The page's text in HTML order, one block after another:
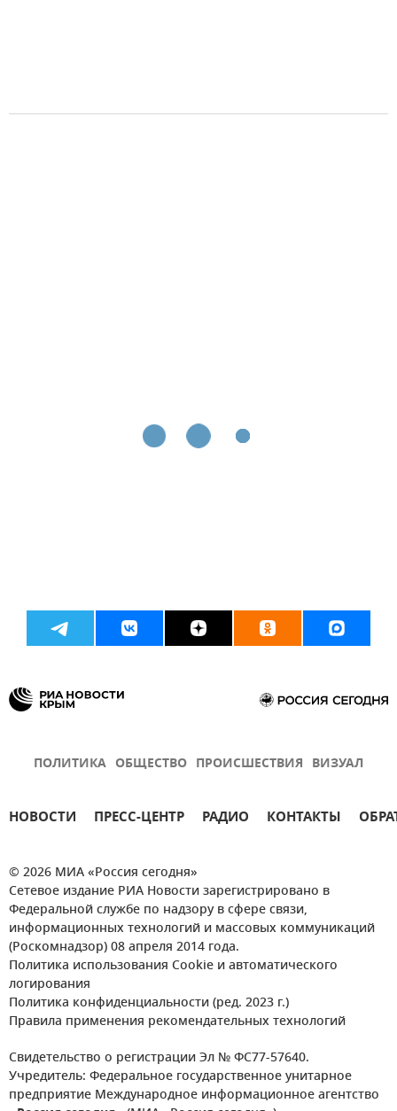
ПОЛИТИКА ОБЩЕСТВО ПРОИСШЕСТВИЯ ВИЗУАЛ
НОВОСТИ ПРЕСС-ЦЕНТР РАДИО КОНТАКТЫ
© 2026 МИА «Россия сегодня»
Сетевое издание РИА Новости зарегистрировано в
Федеральной службе по надзору в сфере связи,
информационных технологий и массовых коммуникаций
(Роскомнадзор) 08 апреля 2014 года.
Политика использования Cookie и автоматического
логирования
Политика конфиденциальности (ред. 2023 г.)
Правила применения рекомендательных технологий
Свидетельство о регистрации Эл № ФС77-57640.
Учредитель: Федеральное государственное унитарное
предприятие Международное информационное агентство